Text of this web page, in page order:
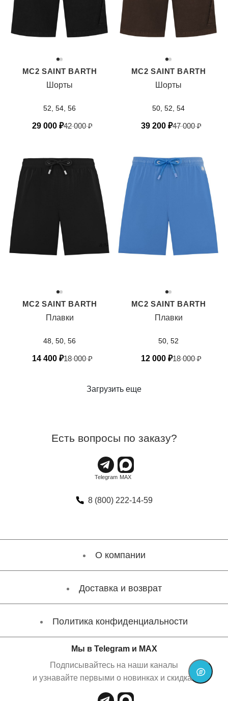
MC2 SAINT BARTH
Шорты
52, 54, 56
29 000 ₽42 000₽
MC2 SAINT BARTH
Шорты
50, 52, 54
39 200 ₽47 000₽
MC2 SAINT BARTH
Плавки
48, 50, 56
14 400 ₽18 000₽
MC2 SAINT BARTH
Плавки
50, 52
12 000 ₽18 000₽
Загрузить еще
Есть вопросы по заказу?
8 (800) 222-14-59
О компании
Доставка и возврат
Политика конфиденциальности
Мы в Telegram и MAX
Подписывайтесь на наши каналы
и узнавайте первыми о новинках и скидках